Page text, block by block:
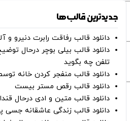
جدیدترین قالب‌ها
دانلود قالب رفاقت رابرت دنیرو و
دانلود قالب بیلی بوچر درحال
تلفن چه بگوید
دانلود قالب منفجر کردن خانه
دانلود قالب رقص مستر بیست
دانلود قالب متین و ادی درحال
دانلود قالب زندگی عاشقانه جسی